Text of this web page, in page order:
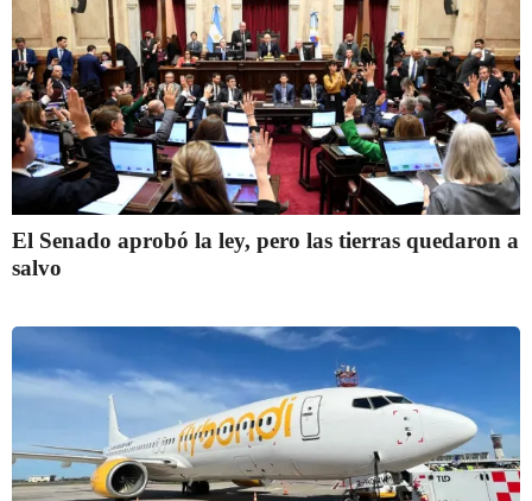
El Senado aprobó la ley, pero las tierras quedaron a
salvo